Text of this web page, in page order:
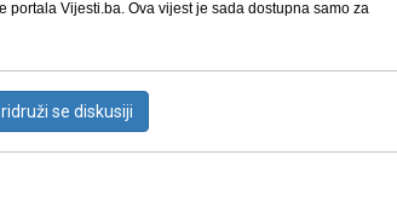
portala Vijesti.ba. Ova vijest je sada dostupna samo za
se diskusiji